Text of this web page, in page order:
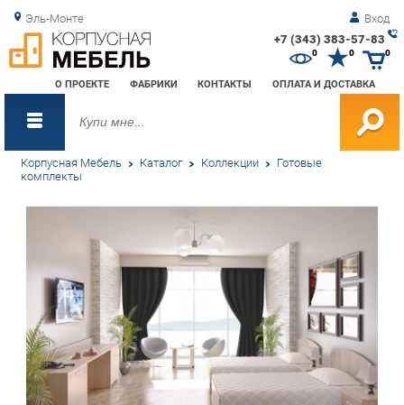
Эль-Монте Вход
+7 (343) 383-57-83
О ПРОЕКТЕ ФАБРИКИ КОНТАКТЫ ОПЛАТА И ДОСТАВКА
0 0
Корпусная Мебель Каталог Коллекции Готовые
комплекты